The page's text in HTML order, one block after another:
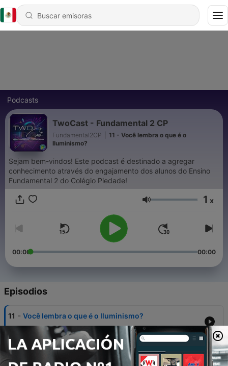
Podcasts
TwoCast - Fundamental 2 CP
Fundamental2CP
11 - Você lembra o que é o
Iluminismo?
Sejam bem-vindos! Este podcast é destinado a agregar
conhecimento através do engajamento dos alunos do Ensino
Fundamental 2 do Colégio Piedade!
Volumen 1 x
00:00 00:00
Episodios
11 - Você lembra o que é o Iluminismo?
20 abr. 2021
10 - Futebol Sentado - Projeto Educação Em Ação
16 dic. 2020